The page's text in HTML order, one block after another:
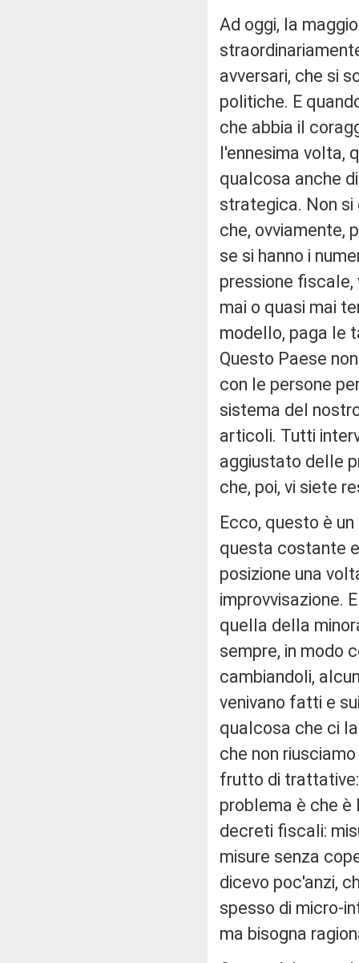
Ad oggi, la
avversari, che si
politiche. E
che abbia il
l'ennesima volta,
qualcosa anche
strategica. Non si
che, ovviamente,
se si hanno i
pressione fiscale,
mai o quasi mai
modello, paga le
Questo Paese
con le persone
sistema del
articoli. Tutti
aggiustato delle
che, poi, vi siete
Ecco, questo è
questa costante
posizione una
improvvisazione.
quella della
sempre, in modo
cambiandoli,
venivano fatti e
qualcosa che ci
che non
frutto di
problema è che
decreti fiscali:
misure senza
dicevo poc'anzi,
spesso di micro-
ma bisogna